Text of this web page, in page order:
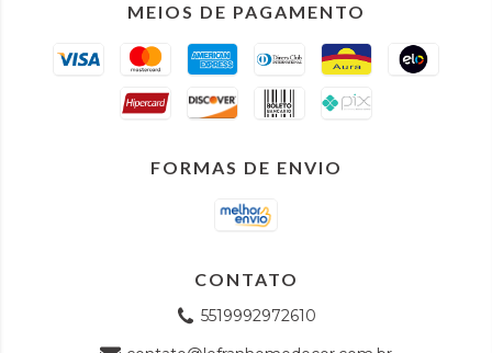
MEIOS DE PAGAMENTO
FORMAS DE ENVIO
CONTATO
5519992972610